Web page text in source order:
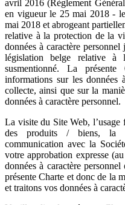
avril 2016 (Règlement
en vigueur le 25 mai 2018 -
mai 2018 et abrogeant
relative à la protection de la
données à caractère
législation belge relative
susmentionné. La
informations sur les données
collecte, ainsi que sur la
données à caractère personnel.
La visite du Site Web, l’usage
des produits / biens, la
communication avec la
votre approbation expresse
données à caractère
présente Charte et donc de la
et traitons vos données à